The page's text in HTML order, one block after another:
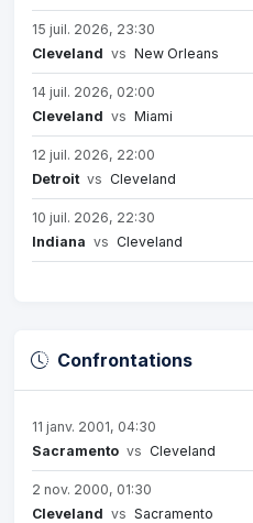
15 juil. 2026, 23:30
Cleveland vs New Orleans
14 juil. 2026, 02:00
Cleveland vs Miami
12 juil. 2026, 22:00
Detroit vs Cleveland
10 juil. 2026, 22:30
Indiana vs Cleveland
Confrontations
11 janv. 2001, 04:30
Sacramento vs Cleveland
2 nov. 2000, 01:30
Cleveland vs Sacramento